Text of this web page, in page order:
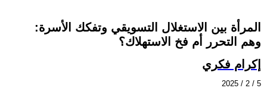
المرأة بين الاستغلال التسويقي وتفكك الأسرة:
وهم التحرر أم فخ الاستهلاك؟
إكرام فكري
2025 / 2 / 5